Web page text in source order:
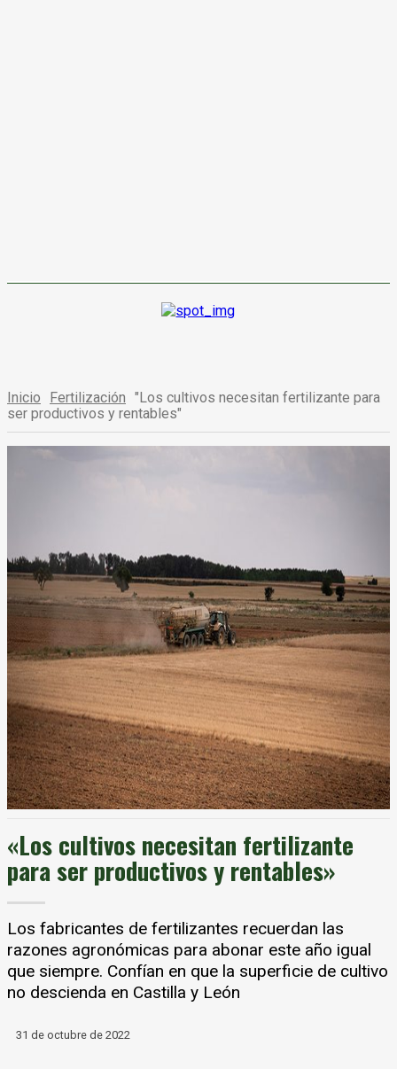
Inicio Fertilización "Los cultivos necesitan fertilizante para
ser productivos y rentables"
«Los cultivos necesitan fertilizante
para ser productivos y rentables»
Los fabricantes de fertilizantes recuerdan las
razones agronómicas para abonar este año igual
que siempre. Confían en que la superficie de cultivo
no descienda en Castilla y León
31 de octubre de 2022